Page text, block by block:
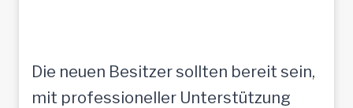
Die neuen Besitzer sollten bereit sein,
mit professioneller Unterstützung